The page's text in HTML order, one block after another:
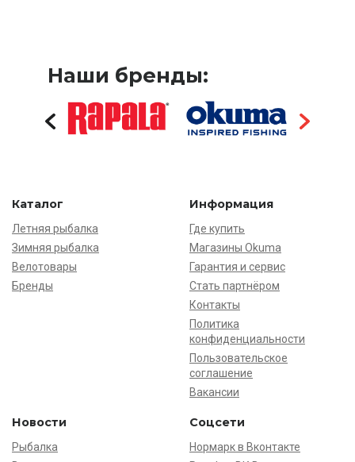
Наши бренды:
Каталог
Летняя рыбалка
Зимняя рыбалка
Велотовары
Бренды
Информация
Где купить
Магазины Okuma
Гарантия и сервис
Стать партнёром
Контакты
Политика
конфиденциальности
Пользовательское
соглашение
Вакансии
Новости
Рыбалка
Соцсети
Нормарк в Вконтакте